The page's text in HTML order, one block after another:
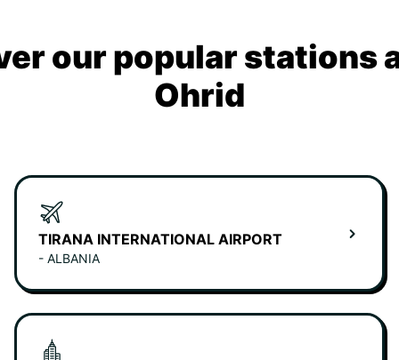
our popular stations
Ohrid
TIRANA INTERNATIONAL AIRPORT
- ALBANIA